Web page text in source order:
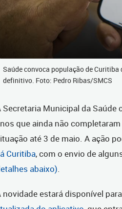
Saúde convoca população de
definitivo. Foto: Pedro Ribas/SMCS
Secretaria Municipal da Saúde
que ainda não
até 3 de maio. A ação
Curitiba, com o envio de
abaixo).
novidade estará disponível